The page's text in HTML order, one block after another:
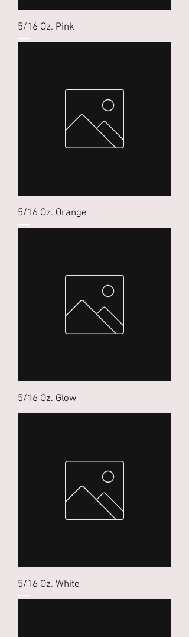
5/16 Oz. Pink
5/16 Oz. Orange
5/16 Oz. Glow
5/16 Oz. White